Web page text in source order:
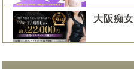
大阪痴